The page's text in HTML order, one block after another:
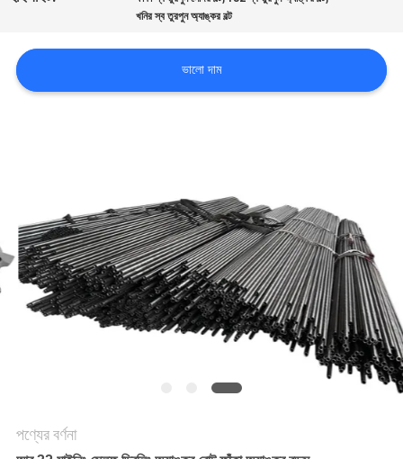
উদ্ধৃতির
ম্যাপ
PRIVACY
POLICY
খনির স্ব তুরপুন অ্যাঙ্কর বল্ট
ভালো দাম
পণ্যের বর্ণনা